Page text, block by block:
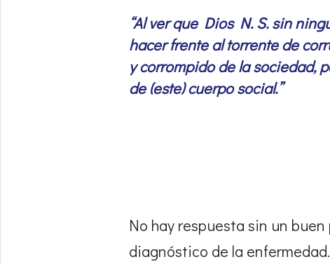
“Al ver que Dios N. S. sin
hacer frente al torrente de
y corrompido de la sociedad,
de (este) cuerpo social.”
No hay respuesta sin un
diagnóstico de la